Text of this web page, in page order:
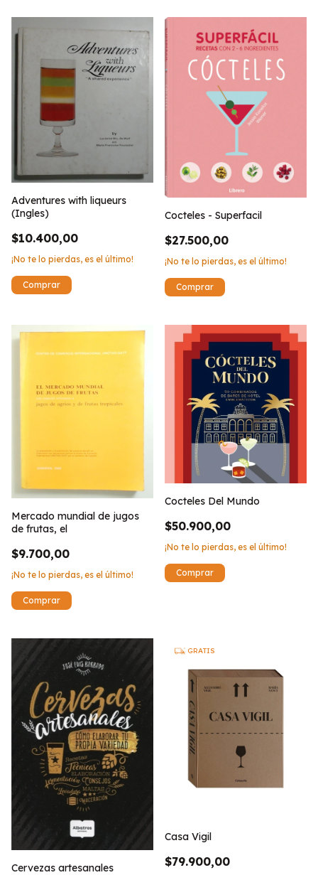
Adventures with liqueurs
(Ingles)
$10.400,00
¡No te lo pierdas, es el último!
Cocteles - Superfacil
$27.500,00
¡No te lo pierdas, es el último!
Mercado mundial de jugos
de frutas, el
$9.700,00
¡No te lo pierdas, es el último!
Cocteles Del Mundo
$50.900,00
¡No te lo pierdas, es el último!
Cervezas artesanales
GRATIS
Casa Vigil
$79.900,00